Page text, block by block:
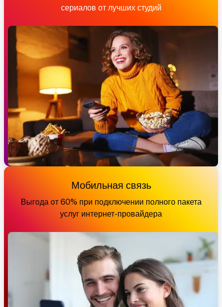
сериалов от лучших студий
Мобильная связь
Выгода от 60% при подключении полного пакета
услуг интернет-провайдера